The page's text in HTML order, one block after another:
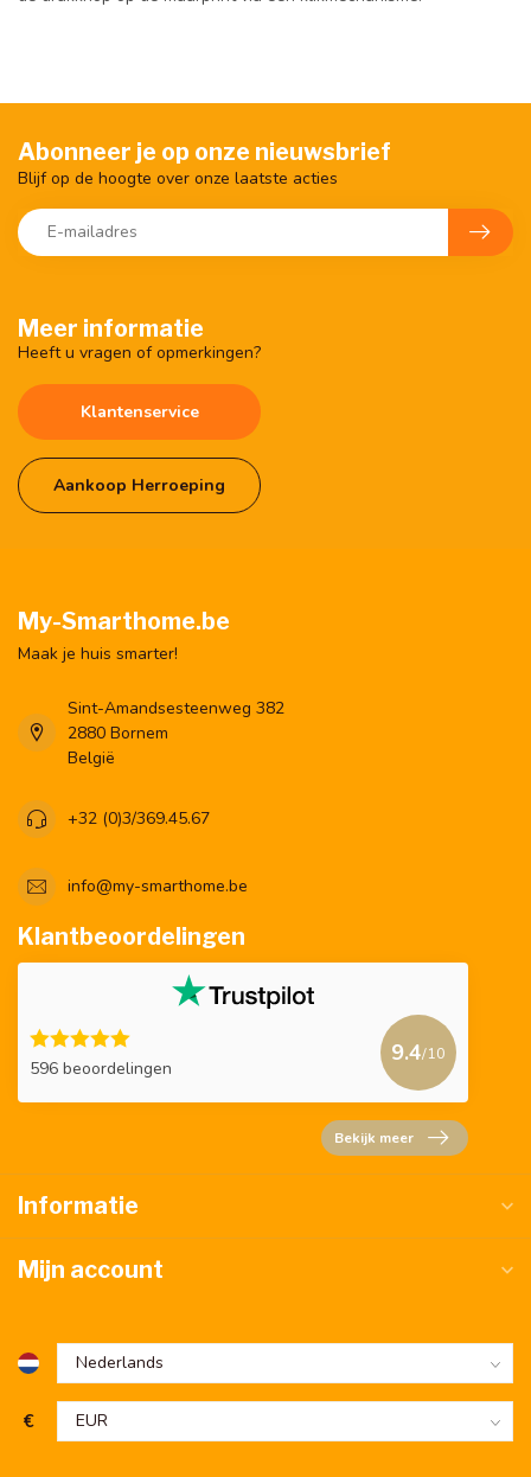
Meer informatie
Heeft u vragen of opmerkingen?
Klantenservice
Aankoop Herroeping
Abonneer je op onze nieuwsbrief
Blijf op de hoogte over onze laatste acties
My-Smarthome.be
Maak je huis smarter!
Sint-Amandsesteenweg 382
2880 Bornem
België
+32 (0)3/369.45.67
info@my-smarthome.be
Klantbeoordelingen
596 beoordelingen
9.4/10
Bekijk meer
Informatie
Mijn account
€